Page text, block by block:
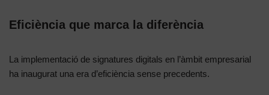
Eficiència que marca la diferència
La implementació de signatures digitals en l’àmbit empresarial
ha inaugurat una era d’eficiència sense precedents.